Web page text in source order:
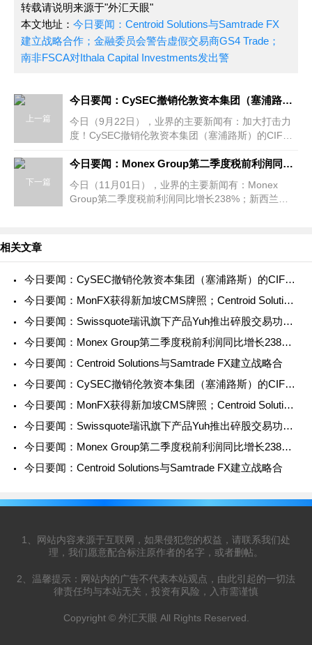
转载请说明来源于"外汇天眼"
本文地址： 今日要闻：Centroid Solutions与Samtrade FX
建立战略合作；金融委员会警告虚假交易商GS4 Trade；
南非FSCA对Ithala Capital Investments发出警
上一篇
今日要闻：CySEC撤销伦敦资本集团（塞浦路斯）的CIF牌照；TMGM与意大利传奇门将吉安路易吉·布冯合作；Britannia Global Markets推出新的主经纪业务解决方案....
今日（9月22日），业界的主要新闻有：加大打击力
度！CySEC撤销伦敦资本集团（塞浦路斯）的CIF牌
作；Britannia Global Markets推出新的主经纪业务
下一篇
今日要闻：Monex Group第二季度税前利润同比增长238%；FMA对Synergy Capital Asset Management发出警告；新加坡交易所将向7RIDGE的基金投资2亿美元...
今日（11月01日），业界的主要新闻有：Monex
Group第二季度税前利润同比增长238%；新西兰
相关文章
今日要闻：CySEC撤销伦敦资本集团（塞浦路斯）的CIF牌照；TMGM
今日要闻：MonFX获得新加坡CMS牌照；Centroid Solutions携
今日要闻：Swissquote瑞讯旗下产品Yuh推出碎股交易功能；A
今日要闻：Monex Group第二季度税前利润同比增长238%；FMA
今日要闻：Centroid Solutions与Samtrade FX建立战略合
今日要闻：CySEC撤销伦敦资本集团（塞浦路斯）的CIF牌照；TMGM
今日要闻：MonFX获得新加坡CMS牌照；Centroid Solutions携
今日要闻：Swissquote瑞讯旗下产品Yuh推出碎股交易功能；A
今日要闻：Monex Group第二季度税前利润同比增长238%；FMA
今日要闻：Centroid Solutions与Samtrade FX建立战略合
1、网站内容来源于互联网，如果侵犯您的权益，请联系我们处
理，我们愿意配合标注原作者的名字，或者删帖。
2、温馨提示：网站内的广告不代表本站观点，由此引起的一切法
律责任均与本站无关，投资有风险，入市需谨慎
Copyright © 外汇天眼 All Rights Reserved.